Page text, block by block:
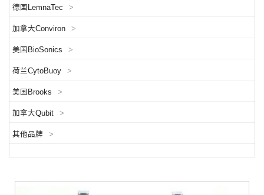
德国LemnaTec >
加拿大Conviron >
美国BioSonics >
荷兰CytoBuoy >
美国Brooks >
加拿大Qubit >
其他品牌 >